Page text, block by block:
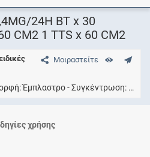
24H BT x 30
CM2 1 TTS x 60 CM2
Μοιραστείτε
Έμπλαστρο Συγκέντρωση
χρήσης